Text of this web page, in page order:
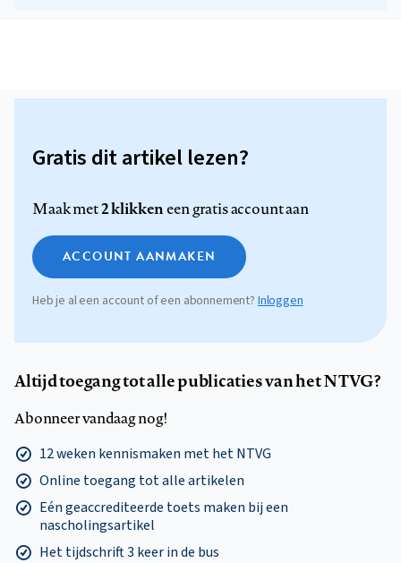
Gratis dit artikel lezen?
Maak met2 klikkeneen gratis account aan
ACCOUNT AANMAKEN
Heb je al een account of een abonnement? Inloggen
Altijd toegang tot alle publicaties van het NTVG?
Abonneer vandaag nog!
12 weken kennismaken met het NTVG
Online toegang tot alle artikelen
Eén geaccrediteerde toets maken bij een
nascholingsartikel
Het tijdschrift 3 keer in de bus